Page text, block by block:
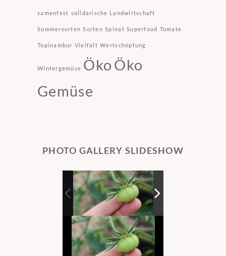
samenfest solidarische Landwirtschaft
Sommersorten Sorten Spinat Superfood Tomate
Topinambur Vielfalt Wertschöpfung
Wintergemüse Öko Öko
Gemüse
PHOTO GALLERY SLIDESHOW